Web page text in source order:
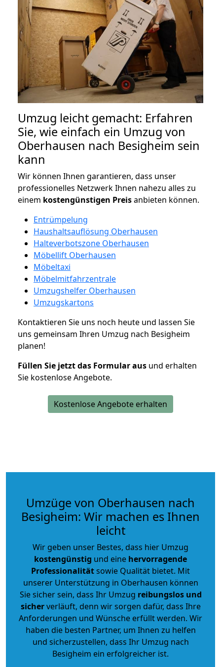
Umzug leicht gemacht: Erfahren
Sie, wie einfach ein Umzug von
Oberhausen nach Besigheim sein
kann
Wir können Ihnen garantieren, dass unser
professionelles Netzwerk Ihnen nahezu alles zu
einem kostengünstigen Preisanbieten können.
Entrümpelung
Haushaltsauflösung Oberhausen
Halteverbotszone Oberhausen
Möbellift Oberhausen
Möbeltaxi
Möbelmitfahrzentrale
Umzugshelfer Oberhausen
Umzugskartons
Kontaktieren Sie uns noch heute und lassen Sie
uns gemeinsam Ihren Umzug nach Besigheim
planen!
Füllen Sie jetzt das Formular aus und erhalten
Sie kostenlose Angebote.
Kostenlose Angebote erhalten
Umzüge von Oberhausen nach
Besigheim: Wir machen es Ihnen
leicht
Wir geben unser Bestes, dass hier Umzug
kostengünstig und eine hervorragende
Professionalitätsowie Qualität bietet. Mit
unserer Unterstützung in Oberhausen können
Sie sicher sein, dass Ihr Umzug reibungslos und
sicherverläuft, denn wir sorgen dafür, dass Ihre
Anforderungen und Wünsche erfüllt werden. Wir
haben die besten Partner, um Ihnen zu helfen
und sicherzustellen, dass Ihr Umzug nach
Besigheim ein erfolgreicher ist.